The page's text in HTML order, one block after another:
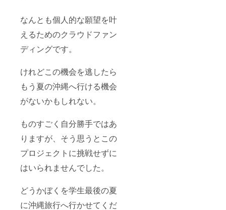
なんとも個人的な願望を叶
えるためのクラウドファン
ディングです。
けれどこの機会を逃したら
もう夏の沖縄へ行ける機会
がないかもしれない。
ものすごく自分勝手ではあ
りますが、そう思うとこの
プロジェクトに挑戦せずに
はいられませんでした。
どうかぼくを学生最後の夏
に沖縄旅行へ行かせてくだ